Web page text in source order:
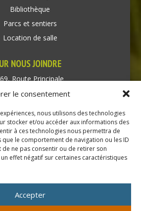
le consentement
nous utilisons des technologies
stocker et/ou accéder aux informations des
à ces technologies nous permettra de
le comportement de navigation ou les ID
de ne pas consentir ou de retirer son
effet négatif sur certaines caractéristiques
Accepter
Bibliothèque
Parcs et sentiers
Location de salle
NOUS JOINDRE
Route Principale
Saint-Rédempteur
: (450) 451-5203
générale :